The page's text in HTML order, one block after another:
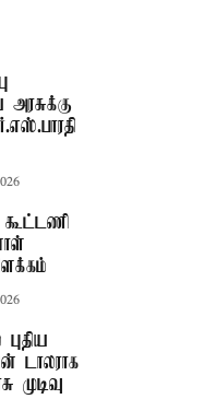
அரசுக்கு
கூட்டணி
டாலராக
முடிவு